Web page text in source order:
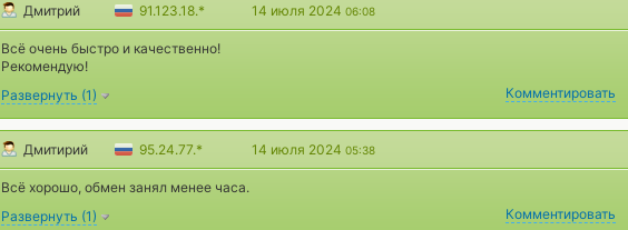
Дмитрий 91.123.18.* 14 июля 2024 06:08
Всё очень быстро и качественно!
Рекомендую!
Развернуть (1) Комментировать
Дмитирий 95.24.77.* 14 июля 2024 05:38
Всё хорошо, обмен занял менее часа.
Развернуть (1) Комментировать